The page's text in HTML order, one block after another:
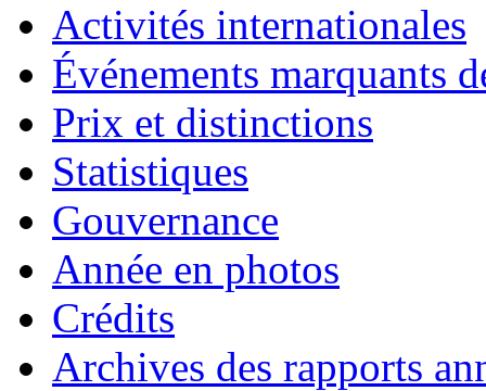
Activités internationales
Événements marquants
Prix et distinctions
Statistiques
Gouvernance
Année en photos
Crédits
Archives des rapports